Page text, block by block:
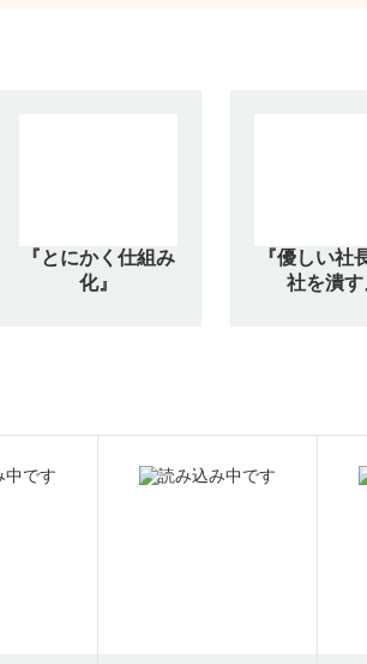
『とにかく仕組み
化』
『優しい社
社を潰す